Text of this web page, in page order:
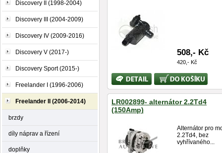
Discovery II (1998-2004)
Discovery III (2004-2009)
Discovery IV (2009-2016)
Discovery V (2017-)
Discovery Sport (2015-)
Freelander I (1996-2006)
Freelander II (2006-2014)
brzdy
díly náprav a řízení
doplňky
508,- Kč
420,- Kč
Bližší
informace
Koupit
LR002899- alternátor 2.2Td4
(150Amp)
Alternátor pro
2.2Td4, bez
vyhřívaného...